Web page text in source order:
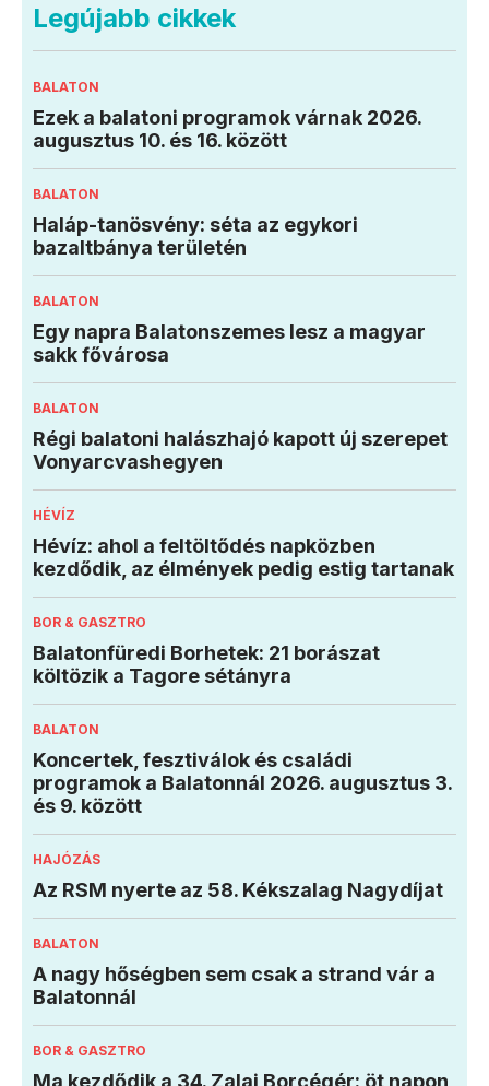
Legújabb cikkek
BALATON
Ezek a balatoni programok várnak 2026.
augusztus 10. és 16. között
BALATON
Haláp-tanösvény: séta az egykori
bazaltbánya területén
BALATON
Egy napra Balatonszemes lesz a magyar
sakk fővárosa
BALATON
Régi balatoni halászhajó kapott új szerepet
Vonyarcvashegyen
HÉVÍZ
Hévíz: ahol a feltöltődés napközben
kezdődik, az élmények pedig estig tartanak
BOR & GASZTRO
Balatonfüredi Borhetek: 21 borászat
költözik a Tagore sétányra
BALATON
Koncertek, fesztiválok és családi
programok a Balatonnál 2026. augusztus 3.
és 9. között
HAJÓZÁS
Az RSM nyerte az 58. Kékszalag Nagydíjat
BALATON
A nagy hőségben sem csak a strand vár a
Balatonnál
BOR & GASZTRO
Ma kezdődik a 34. Zalai Borcégér: öt napon